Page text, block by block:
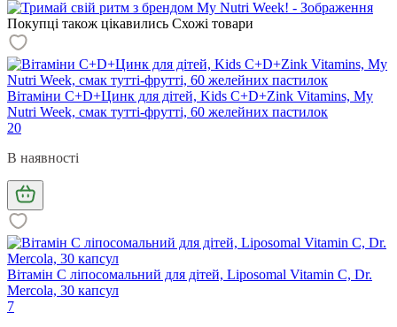
Покупці також цікавились Схожі товари
Вітаміни С+D+Цинк для дітей, Kids C+D+Zink Vitamins, My
Nutri Week, смак тутті-фрутті, 60 желейних пастилок
20
В наявності
Вітамін С ліпосомальний для дітей, Liposomal Vitamin C, Dr.
Mercola, 30 капсул
7